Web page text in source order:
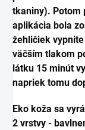
tkaniny). Potom
aplikácia bola
žehličiek
väčším tlakom
látku 15 minút
napriek tomu
Eko koža sa
2 vrstvy -